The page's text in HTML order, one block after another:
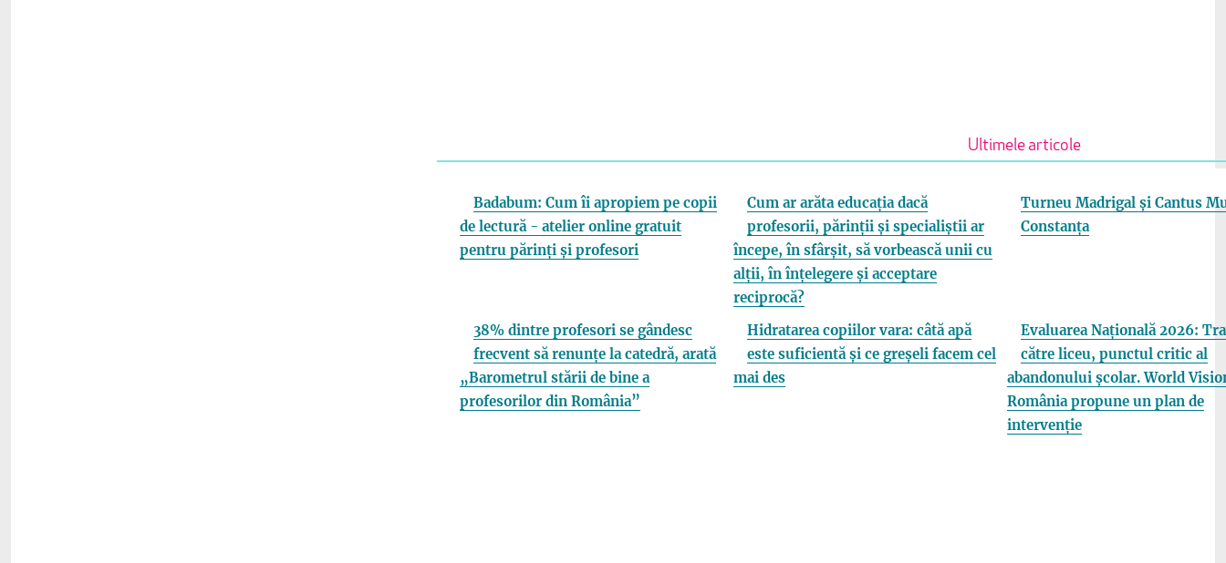
Ultimele articole
Badabum: Cum îi apropiem pe copii
de lectură - atelier online gratuit
pentru părinți și profesori
Cum ar arăta educația dacă
profesorii, părinții și specialiștii ar
începe, în sfârșit, să vorbească unii cu
alții, în înțelegere și acceptare
reciprocă?
Turneu Madrigal și Cantus
Constanța
38% dintre profesori se gândesc
frecvent să renunțe la catedră, arată
„Barometrul stării de bine a
profesorilor din România”
Hidratarea copiilor vara: câtă apă
este suficientă și ce greșeli facem cel
mai des
Evaluarea Națională 2026:
către liceu, punctul critic al
abandonului școlar. World
România propune un plan de
intervenție